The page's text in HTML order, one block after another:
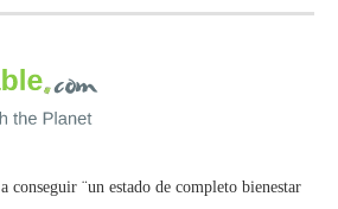
conseguir ¨un estado de completo bienestar